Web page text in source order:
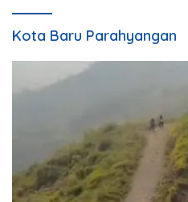
Kota Baru Parahyangan